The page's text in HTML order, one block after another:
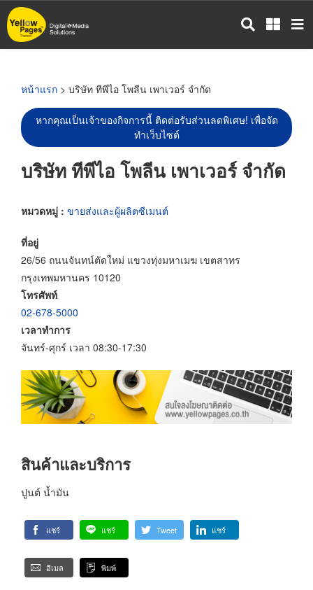
ข้าม
ไป
หน้าแรก > บริษัท ทีพีไอ โพลีน เพาเวอร์ จำกัด
หากคุณเป็นเจ้าของกิจการนี้ ติดต่อรับส่วนลดพิเศษ! เพื่อจัด
ทำเว็บไซต์
บริษัท ทีพีไอ โพลีน เพาเวอร์ จำกัด
หมวดหมู่ : ขายส่งและผู้ผลิตซีเมนต์
ที่อยู่
26/56 ถนนจันทน์ตัดใหม่ แขวงทุ่งมหาเมฆ เขตสาทร
กรุงเทพมหานคร 10120
โทรศัพท์
02-678-5000
เวลาทำการ
จันทร์-ศุกร์ เวลา 08:30-17:30
สินค้าและบริการ
ปูนต์ น้ำมัน
แชร์ แชร์ Tweet แชร์
อีเมล พิมพ์